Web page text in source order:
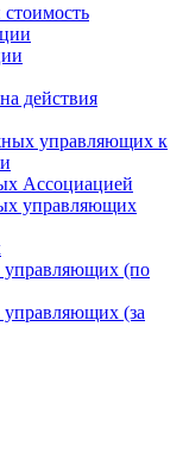
стоимость
действия
управляющих к
Ассоциацией
управляющих
управляющих (по
(за